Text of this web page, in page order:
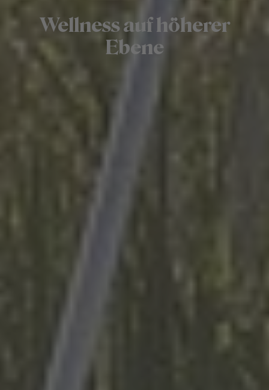
Wellness auf höherer
Ebene